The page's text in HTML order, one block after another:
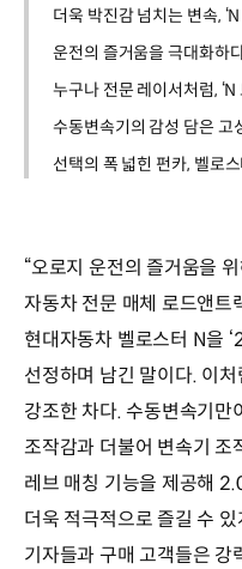
더욱 박진감 넘치는 변속,
운전의 즐거움을 극대화하
누구나 전문 레이서처럼, ‘N
수동변속기의 감성 담은 고
선택의 폭 넓힌 펀카, 벨로
“오로지 운전의 즐거움을
자동차 전문 매체 로드앤
현대자동차 벨로스터 N을
선정하며 남긴 말이다. 이
강조한 차다. 수동변속기만
조작감과 더불어 변속기 조
레브 매칭 기능을 제공해
더욱 적극적으로 즐길 수
기자들과 구매 고객들은